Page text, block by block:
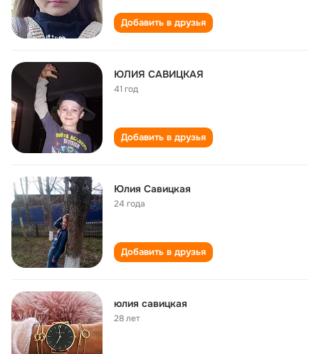
Добавить в друзья
ЮЛИЯ САВИЦКАЯ
41 год
Добавить в друзья
Юлия Савицкая
24 года
Добавить в друзья
юлия савицкая
28 лет